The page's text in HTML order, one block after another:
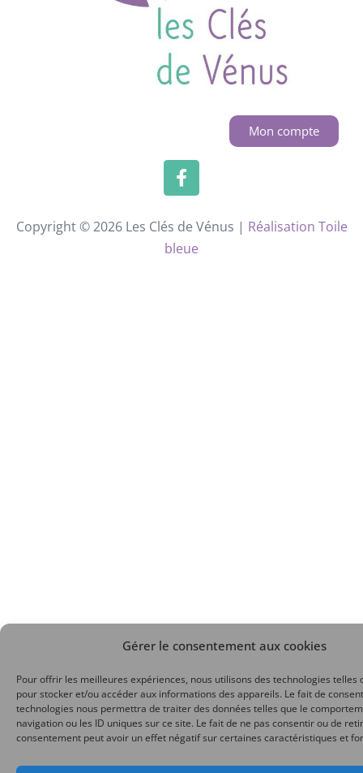
Gérer le consentement aux cookies
Pour offrir les meilleures expériences, nous utilisons des technologies telles
pour stocker et/ou accéder aux informations des appareils. Le fait de
technologies nous permettra de traiter des données telles que le
navigation ou les ID uniques sur ce site. Le fait de ne pas consentir ou de
consentement peut avoir un effet négatif sur certaines caractéristiques et
Mon compte
Copyright © 2026 Les Clés de Vénus | Réalisation Toile
bleue